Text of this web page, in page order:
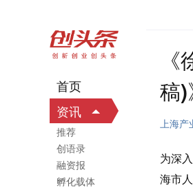
稿)
上海产
为深
海市
首页
资讯
推荐
创语录
融资报
孵化载体